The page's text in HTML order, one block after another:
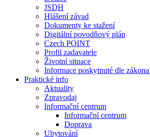
JSDH
Hlášení závad
Dokumenty ke stažení
Digitální povodňový plán
Czech POINT
Profil zadavatele
Životní situace
Informace poskytnuté dle zákona
Praktické info
Aktuality
Zpravodaj
Informační centrum
Informační centrum
Doprava
Ubytování